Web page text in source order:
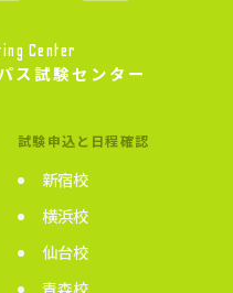
Center
ス試験センター
試験申込と日程確認
新宿校
横浜校
仙台校
青森校